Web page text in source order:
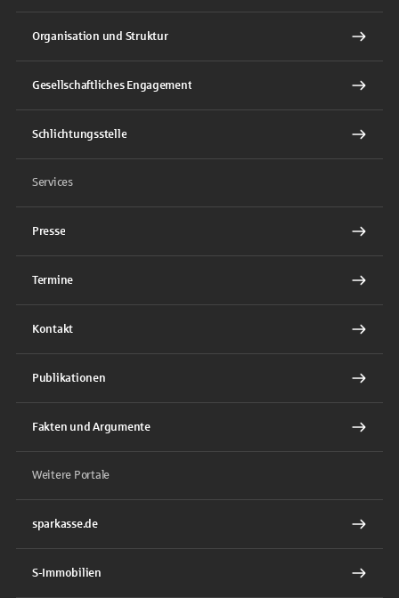
Organisation und Struktur
Gesellschaftliches Engagement
Schlichtungsstelle
Services
Presse
Termine
Kontakt
Publikationen
Fakten und Argumente
Weitere Portale
sparkasse.de
S-Immobilien